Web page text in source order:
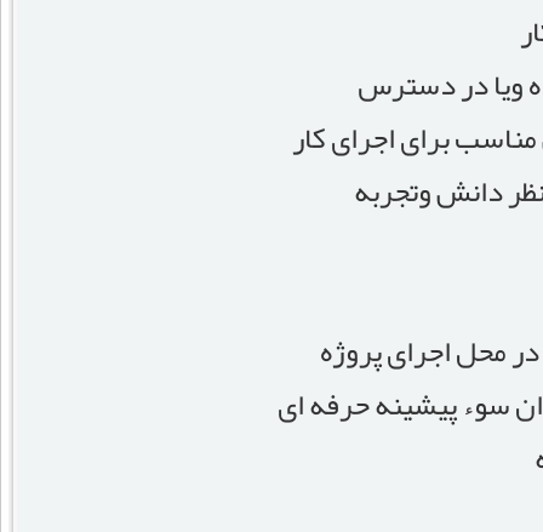
ویا در دسترس
برای اجرای کار
دانش وتجربه
محل اجرای پروژه
سوء پیشینه حرفه ای